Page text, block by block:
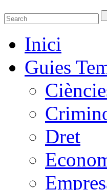
Guies temàtiques
Guies temàtiques de Ciencies
Inici
Guies
Dret